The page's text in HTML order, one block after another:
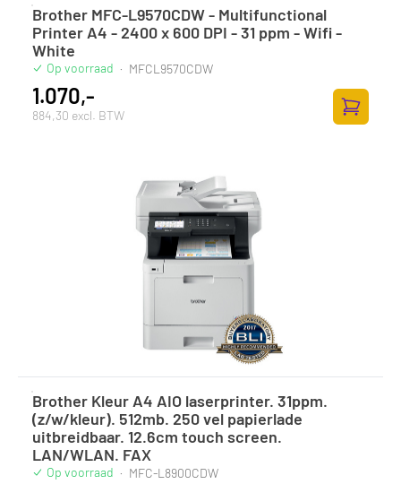
Brother MFC-L9570CDW - Multifunctional
Printer A4 - 2400 x 600 DPI - 31 ppm - Wifi -
White
Op voorraad · MFCL9570CDW
1.070,-
884,30 excl. BTW
Brother Kleur A4 AIO laserprinter. 31ppm.
(z/w/kleur). 512mb. 250 vel papierlade
uitbreidbaar. 12.6cm touch screen.
LAN/WLAN. FAX
Op voorraad · MFC-L8900CDW